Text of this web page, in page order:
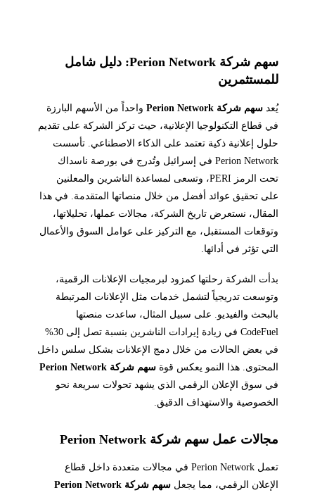
سهم شركة Perion Network: دليل شامل
للمستثمرين
يُعد سهم شركة Perion Network
واحداً من الأسهم البارزة
في قطاع التكنولوجيا الإعلانية، حيث تركز الشركة على تقديم
حلول إعلانية ذكية تعتمد على الذكاء الاصطناعي. تأسست
Perion Network في إسرائيل وتُدرج في بورصة ناسداك
تحت الرمز PERI، وتسعى لمساعدة الناشرين والمعلنين
على تحقيق عوائد أفضل من خلال منصاتها المتقدمة. في هذا
المقال، نستعرض تاريخ الشركة، مجالات عملها، تحليلاتها،
وتوقعات المستقبل، مع التركيز على عوامل السوق والأعمال
التي تؤثر في أدائها.
بدأت الشركة رحلتها كمزود لبرمجيات الإعلانات الرقمية،
وتوسعت تدريجياً لتشمل خدمات مثل الإعلانات المرتبطة
بالبحث والفيديو. على سبيل المثال، ساعدت منصتها
CodeFuel في زيادة إيرادات الناشرين بنسبة تصل إلى 30%
في بعض الحالات من خلال دمج الإعلانات بشكل سلس داخل
المحتوى. هذا النمو يعكس قوة سهم شركة Perion Network
في سوق الإعلان الرقمي الذي يشهد تحولات سريعة نحو
الخصوصية والاستهداف الدقيق.
مجالات عمل سهم شركة Perion Network
تعمل Perion Network في مجالات متعددة داخل قطاع
الإعلان الرقمي، مما يجعل سهم شركة Perion Network